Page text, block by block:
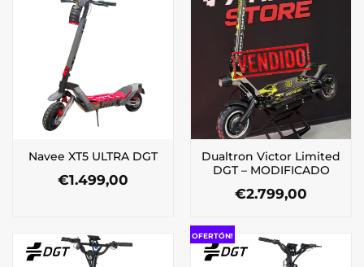
Navee XT5 ULTRA DGT
€1.499,00
Dualtron Victor Limited
DGT – MODIFICADO
€2.799,00
OFERTÓN!